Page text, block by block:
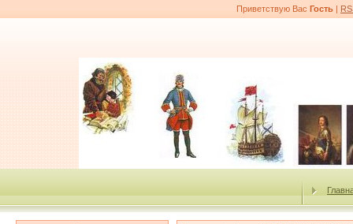
Приветствую Вас Гость |